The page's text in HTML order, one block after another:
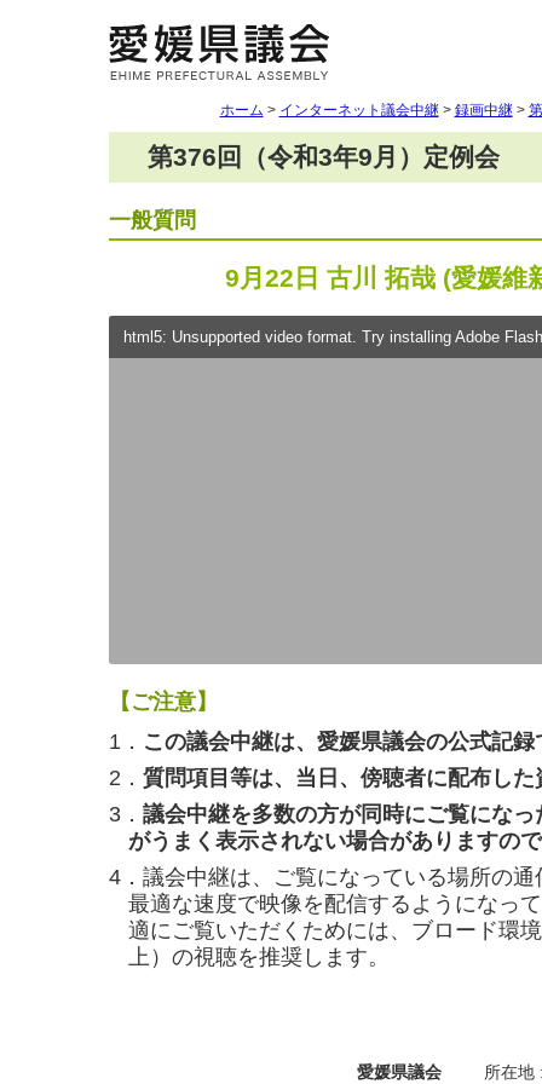
ホーム > インターネット議会中継> 録画中継>
第376回（令和3年9月）定例会
一般質問
9月22日 古川 拓哉 (愛媛維
html5: Unsupported video format. Try installing Adobe
【ご注意】
1． この議会中継は、愛媛県議会の公式記
2． 質問項目等は、当日、傍聴者に配布した
3． 議会中継を多数の方が同時にご覧にな
がうまく表示されない場合がありますの
4．議会中継は、ご覧になっている場所の
最適な速度で映像を配信するようになっ
適にご覧いただくためには、ブロード環
上）の視聴を推奨します。
愛媛県議会
所在地